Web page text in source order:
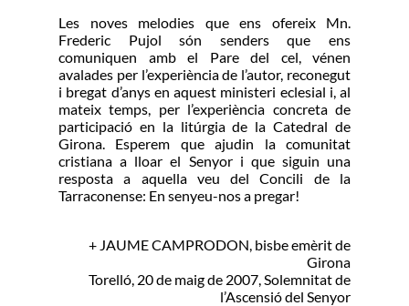
Les noves melodies que ens ofereix Mn.
Frederic Pujol són senders que ens
comuniquen amb el Pare del cel, vénen
avalades per l’experiència de l’autor, reconegut
i bregat d’anys en aquest ministeri eclesial i, al
mateix temps, per l’experiència concreta de
participació en la litúrgia de la Catedral de
Girona. Esperem que ajudin la comunitat
cristiana a lloar el Senyor i que siguin una
resposta a aquella veu del Concili de la
Tarraconense: En senyeu-nos a pregar!
+ JAUME CAMPRODON, bisbe emèrit de
Girona
Torelló, 20 de maig de 2007, Solemnitat de
l’Ascensió del Senyor